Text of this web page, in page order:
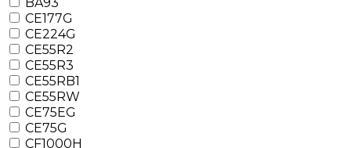
CE177G
CE224G
CE55R2
CE55R3
CE55RB1
CE55RW
CE75EG
CE75G
CF1000H